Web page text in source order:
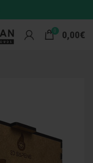
0 0,00€